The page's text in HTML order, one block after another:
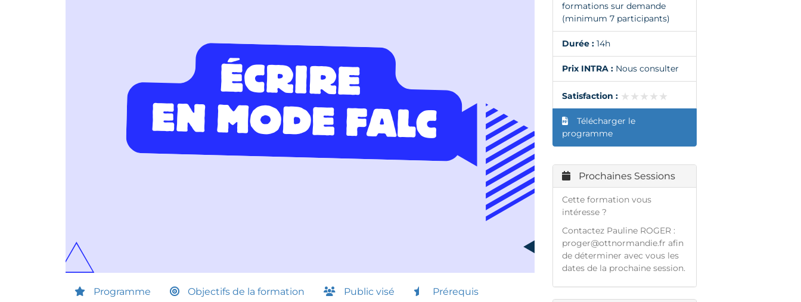
Programme Objectifs de la formation Public visé Prérequis
formations sur demande
(minimum 7 participants)
Durée :14h
Prix INTRA :Nous consulter
Satisfaction : ★★★★★
★★★★★
Télécharger le
programme
Prochaines Sessions
Cette formation vous
intéresse ?
Contactez Pauline ROGER :
proger@ottnormandie.fr afin
de déterminer avec vous les
dates de la prochaine session.